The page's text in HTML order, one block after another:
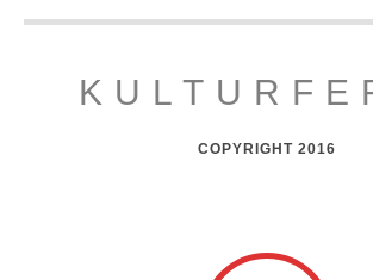
COPYRIGHT 2016